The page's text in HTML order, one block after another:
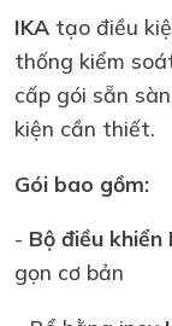
IKA tạo điều
thống kiểm
cấp gói sẵn
kiện cần
Gói bao gồm:
- Bộ điều khiển
gọn cơ bản